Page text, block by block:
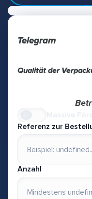
Telegram
Qualität der
Referenz zur
Anzahl